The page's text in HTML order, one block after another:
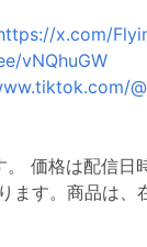
x.com/
vNQhuGW
。 価格は配信日
ます。商品は、